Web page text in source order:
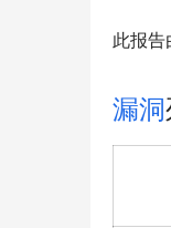
此报
漏洞